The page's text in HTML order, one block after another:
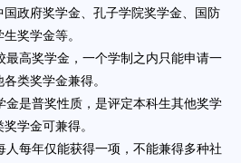
政府奖学金、孔子学院奖学金、国防
奖学金等。
高奖学金，一个学制之内只能申请一
类奖学金兼得。
是普奖性质，是评定本科生其他奖学
学金可兼得。
每年仅能获得一项，不能兼得多种社